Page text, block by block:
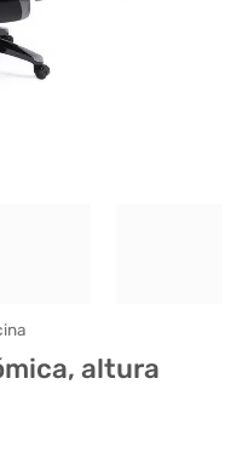
altura